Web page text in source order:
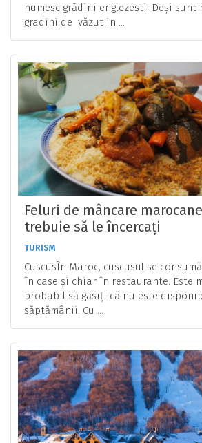
numesc grădini englezești! Deși sunt
gradini de văzut in ...
Feluri de mâncare
trebuie să le încercați
TURISM
CuscusÎn Maroc, cuscusul se
în case și chiar în restaurante. Este
probabil să găsiți că nu este
săptămânii. Cu ...